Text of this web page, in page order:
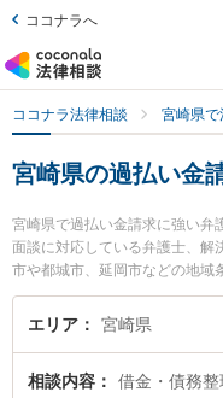
ココナラへ
ココナラ法律相談 宮崎県で
宮崎県の過払い金
宮崎県で過払い金請求に強い弁
面談に対応している弁護士、解
市や都城市、延岡市などの地域
に関係する消費者金融の債務整
務整理等の細かな分野での絞
す。『宮崎県で土日や夜間に
エリア 宮崎県
相談内容 借金・債務